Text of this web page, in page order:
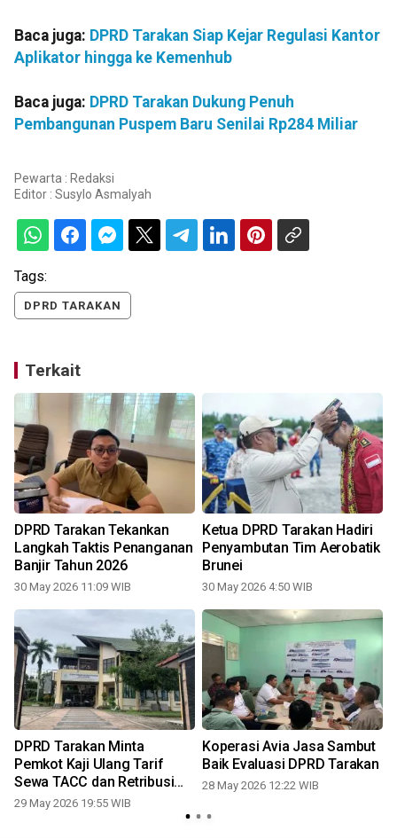
Baca juga: DPRD Tarakan Siap Kejar Regulasi Kantor
Aplikator hingga ke Kemenhub
Baca juga: DPRD Tarakan Dukung Penuh
Pembangunan Puspem Baru Senilai Rp284 Miliar
Pewarta : Redaksi
Editor : Susylo Asmalyah
Tags:
DPRD TARAKAN
Terkait
DPRD Tarakan Tekankan
Langkah Taktis Penanganan
Banjir Tahun 2026
30 May 2026 11:09 WIB
Ketua DPRD Tarakan Hadiri
Penyambutan Tim Aerobatik
Brunei
30 May 2026 4:50 WIB
DPRD Tarakan Minta
Pemkot Kaji Ulang Tarif
Sewa TACC dan Retribusi
Wisata Demi Tingkatkan
29 May 2026 19:55 WIB
Koperasi Avia Jasa Sambut
Baik Evaluasi DPRD Tarakan
28 May 2026 12:22 WIB